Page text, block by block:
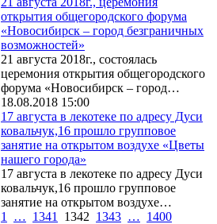
открытия общегородского форума
«Новосибирск – город безграничных
возможностей»
21 августа 2018г., состоялась
церемония открытия общегородского
форума «Новосибирск – город…
18.08.2018 15:00
17 августа в лекотеке по адресу Дуси
ковальчук,16 прошло групповое
занятие на открытом воздухе «Цветы
нашего города»
17 августа в лекотеке по адресу Дуси
ковальчук,16 прошло групповое
занятие на открытом воздухе…
1
… 1341 1342 1343 … 1400